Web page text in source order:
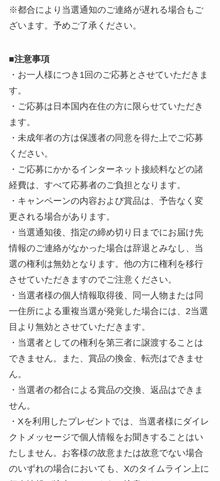
※都合により当選通知のご連絡が遅れる場合もご
ざいます。予めご了承ください。
■注意事項
・お一人様につき1回のご応募とさせていただきま
す。
・ご応募は日本国内在住の方に限らせていただき
ます。
・未成年者の方は保護者の同意を得た上でご応募
ください。
・ご応募にかかるインターネット接続料などの諸
経費は、すべて応募者のご負担となります。
・キャンペーンの内容および賞品は、予告なく変
更される場合があります。
・当選通知後、指定の締め切り日までにお届け先
情報のご連絡がなかった場合は辞退とみなし、当
選の権利は無効となります。他の方に権利を移行
させていただきますのでご注意ください。
・当選者様の個人情報取得後、同一人物または同
一住所による重複当選が発覚した場合には、2当選
目より無効とさせていただきます。
・当選者としての権利を第三者に譲渡することは
できません。また、賞品の換金、転売はできませ
ん。
・当選者の都合による賞品の交換、返品はできま
せん。
・Xを利用したプレゼントでは、当選者様にダイレ
クトメッセージで個人情報をお聞きすることはい
たしません。お客様の故意または故意でない場合
のいずれの場合においても、Xのタイムライン上に